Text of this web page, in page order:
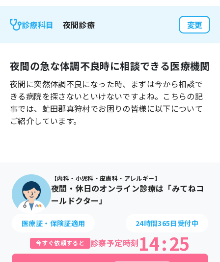
よくあるご質問
診療科目 夜間診療 変更
夜間の急な体調不良時に相談できる医療機関
夜間に突然体調不良になった時、まずは今から相談で
きる病院を探さないといけないですよね。こちらの記
事では、 虻田郡真狩村でお困りの皆様に以下について
ご紹介しています。
【内科・小児科・皮膚科・アレルギー】
夜間・休日のオンライン診療は「みてねコ
ールドクター」
医療証・保険証適用 24時間365日受付中
今すぐ依頼すると 診察予定時刻14:25